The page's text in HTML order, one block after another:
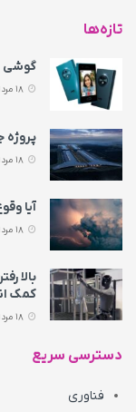
تازه‌ها
گوشی HMD Touch AI وارد بازار جهانی می‌ شود
پروژه
آیا
کمک
دسترسی سریع
فناوری